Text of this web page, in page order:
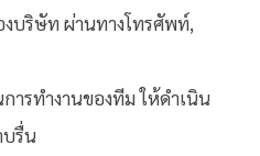
บริษัท ผ่านทางโทรศัพท์,
รทำงานของทีม ให้ดำเนิน
บรื่น